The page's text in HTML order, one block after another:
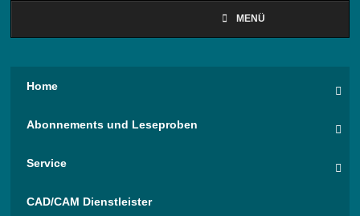
MENÜ
Home
Abonnements und Leseproben
Service
CAD/CAM Dienstleister